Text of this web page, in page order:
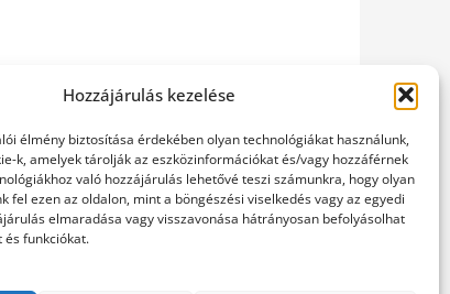
Hozzájárulás kezelése
élmény biztosítása érdekében olyan technológiákat használunk,
k, amelyek tárolják az eszközinformációkat és/vagy hozzáférnek
való hozzájárulás lehetővé teszi számunkra, hogy olyan
fel ezen az oldalon, mint a böngészési viselkedés vagy az egyedi
elmaradása vagy visszavonása hátrányosan befolyásolhat
és funkciókat.